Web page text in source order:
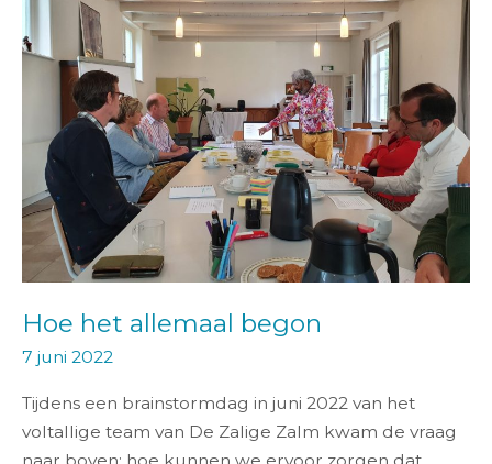
Hoe het allemaal begon
7 juni 2022
Tijdens een brainstormdag in juni 2022 van het
voltallige team van De Zalige Zalm kwam de vraag
allemaal
begon